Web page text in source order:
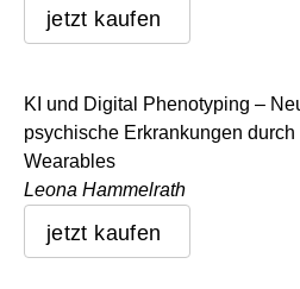
jetzt kaufen
KI und Digital Phenotyping –
psychische Erkrankungen
Wearables
Leona Hammelrath
jetzt kaufen